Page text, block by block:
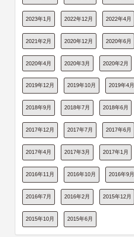
2023年1月 2022年12月 2022年4月
2021年2月 2020年12月 2020年6月
2020年4月 2020年3月 2020年2月
2019年12月 2019年10月 2019年4月
2018年9月 2018年7月 2018年6月
2017年12月 2017年7月 2017年6月
2017年4月 2017年3月 2017年1月
2016年11月 2016年10月 2016年9月
2016年7月 2016年2月 2015年12月
2015年10月 2015年6月